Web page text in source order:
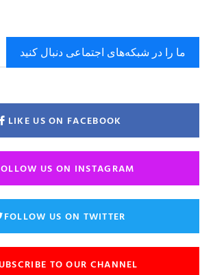
ما را در شبکه‌های اجتماعی دنبال کنید
LIKE US ON FACEBOOK
US ON INSTAGRAM
FOLLOW US ON TWITTER
TO OUR CHANNEL